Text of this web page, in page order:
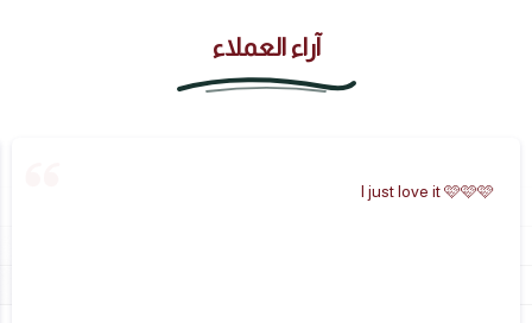
آراء العملاء
I just love it 🩷🩷🩷